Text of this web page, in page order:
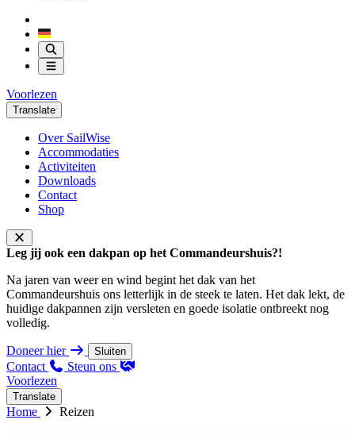
Voorlezen
Translate
Over SailWise
Accommodaties
Activiteiten
Downloads
Contact
Shop
Leg jij ook een dakpan op het Commandeurshuis?!
Na jaren van weer en wind begint het dak van het
Commandeurshuis ons letterlijk in de steek te laten. Het dak lekt, de
huidige dakpannen zijn versleten en goede isolatie ontbreekt nog
volledig.
Doneer hier Sluiten
Contact
Steun ons
Voorlezen
Translate
Home Reizen